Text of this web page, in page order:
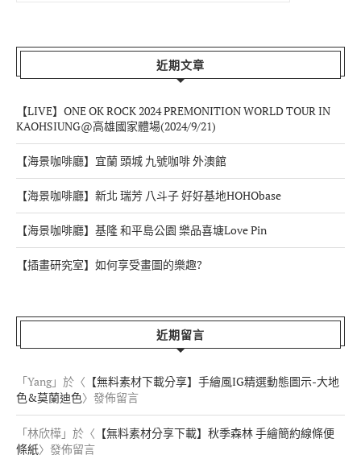
近期文章
【LIVE】ONE OK ROCK 2024 PREMONITION WORLD TOUR IN
KAOHSIUNG@高雄國家體場(2024/9/21)
【海景咖啡廳】宜蘭 頭城 九號咖啡 外澳館
【海景咖啡廳】新北 瑞芳 八斗子 好好基地HOHObase
【海景咖啡廳】基隆 和平島公園 樂品喜塘Love Pin
【插畫研究室】如何享受畫圖的樂趣?
近期留言
「Yang」於〈 【無料素材下載分享】手繪風IG精選動態圖示-大地
色&莫蘭迪色〉發佈留言
「林欣樺 」於〈 【無料素材分享下載】秋季森林 手繪簡約線條便
條紙〉發佈留言